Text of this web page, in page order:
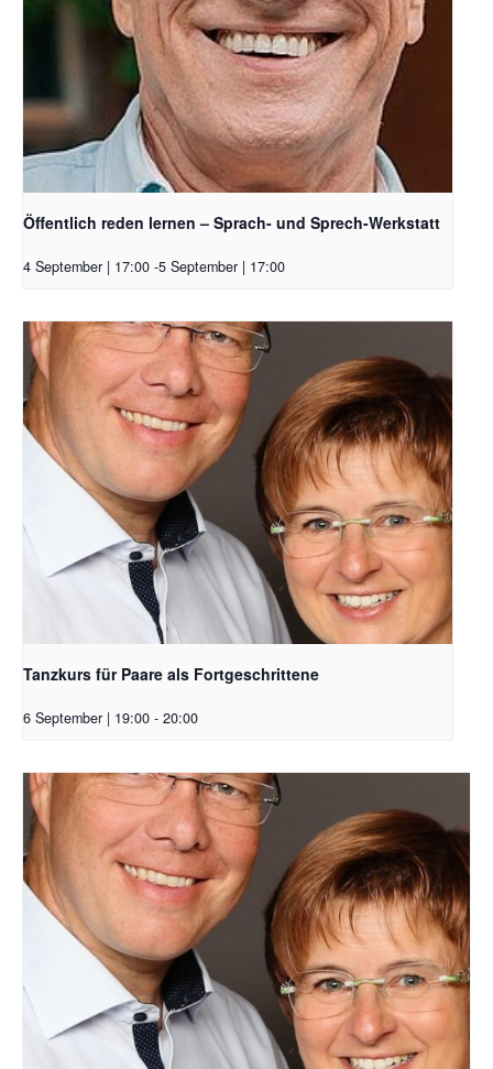
Öffentlich reden lernen – Sprach- und Sprech-Werkstatt
4 September | 17:00 -5 September | 17:00
Tanzkurs für Paare als Fortgeschrittene
6 September | 19:00 - 20:00